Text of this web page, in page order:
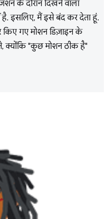
के दौरान दिखने वाला
इसलिए, मैं इसे बंद कर देता हूं.
गए मोशन डिज़ाइन के
क्योंकि "कुछ मोशन ठीक है"